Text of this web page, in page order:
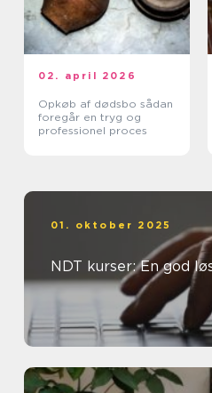
02. april 2026
Opkøb af dødsbo sådan
foregår en tryg og
professionel proces
01. oktober 2025
NDT kurser: En god